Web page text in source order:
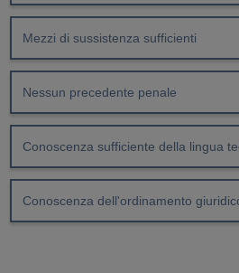
Mezzi di sussistenza sufficienti
Nessun precedente penale
Conoscenza sufficiente della lingua
Conoscenza dell'ordinamento